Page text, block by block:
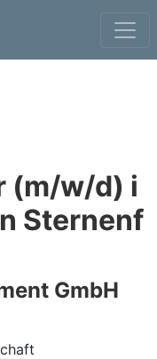
(m/w/d) i
Sternenf
GmbH